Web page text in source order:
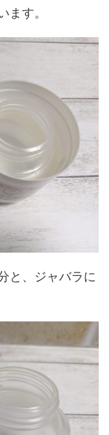
ます。
と、ジャバラに